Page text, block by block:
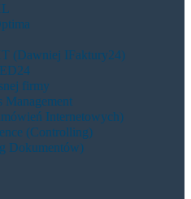
(dawniej IFaktury24)
firmy
Management
Internetowych)
(Controlling)
Dokumentów)